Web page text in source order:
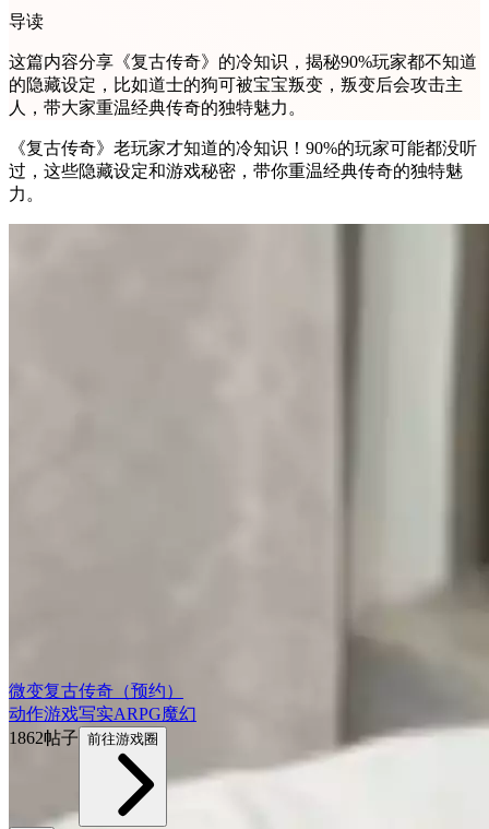
导读
这篇内容分享《复古传奇》的冷知识，揭秘90%玩家都不知道
的隐藏设定，比如道士的狗可被宝宝叛变，叛变后会攻击主
人，带大家重温经典传奇的独特魅力。
《复古传奇》老玩家才知道的冷知识！90%的玩家可能都没听
过，这些隐藏设定和游戏秘密，带你重温经典传奇的独特魅
力。
微变复古传奇（预约）
动作游戏写实ARPG 魔幻
1862帖子 前往游戏圈